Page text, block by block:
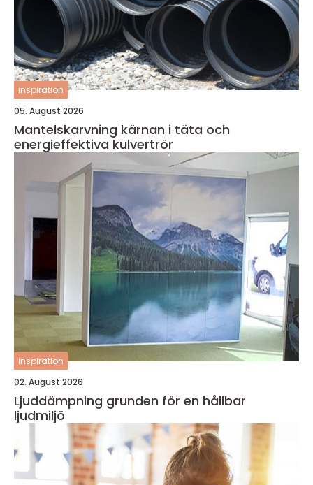
inspiration
05. August 2026
Mantelskarvning kärnan i täta och
energieffektiva kulvertrör
inspiration
02. August 2026
Ljuddämpning grunden för en hållbar
ljudmiljö